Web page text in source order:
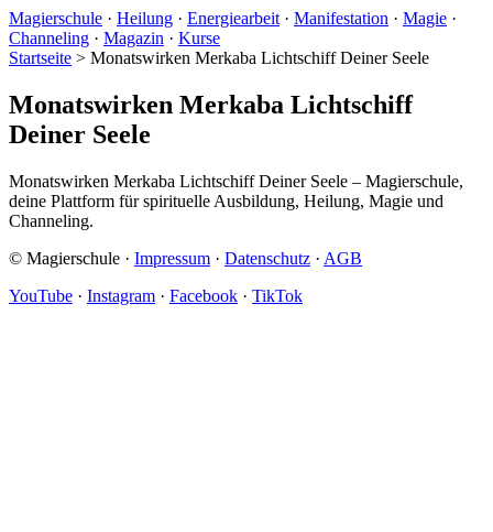
Magierschule · Heilung · Energiearbeit · Manifestation · Magie ·
Channeling · Magazin · Kurse
Startseite > Monatswirken Merkaba Lichtschiff Deiner Seele
Monatswirken Merkaba Lichtschiff
Deiner Seele
Monatswirken Merkaba Lichtschiff Deiner Seele – Magierschule,
deine Plattform für spirituelle Ausbildung, Heilung, Magie und
Channeling.
© Magierschule · Impressum · Datenschutz · AGB
YouTube · Instagram · Facebook · TikTok